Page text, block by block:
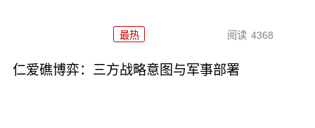
最热 阅读 4368
仁爱礁博弈：三方战略意图与军事部署